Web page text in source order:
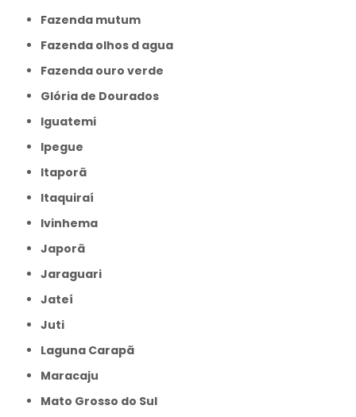
Fazenda mutum
Fazenda olhos d agua
Fazenda ouro verde
Glória de Dourados
Iguatemi
Ipegue
Itaporã
Itaquiraí
Ivinhema
Japorã
Jaraguari
Jateí
Juti
Laguna Carapã
Maracaju
Mato Grosso do Sul